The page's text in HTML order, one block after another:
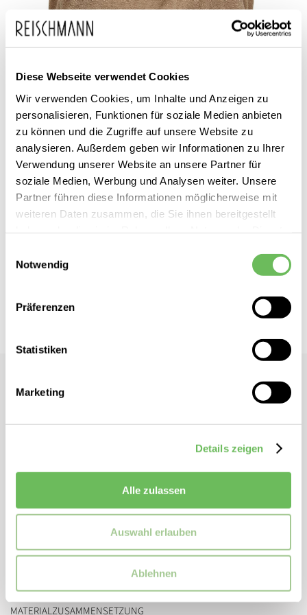
Diese Webseite verwendet Cookies
Wir verwenden Cookies, um Inhalte und Anzeigen zu
personalisieren, Funktionen für soziale Medien anbieten
zu können und die Zugriffe auf unsere Website zu
analysieren. Außerdem geben wir Informationen zu Ihrer
Verwendung unserer Website an unsere Partner für
soziale Medien, Werbung und Analysen weiter. Unsere
Partner führen diese Informationen möglicherweise mit
weiteren Daten zusammen, die Sie ihnen bereitgestellt
Notwendig
Präferenzen
Statistiken
Marketing
Details zeigen
Alle zulassen
Auswahl erlauben
Ablehnen
Zum
Anfang
der
Bildgalerie
springen
ONLY
DAMEN TOP
12,99 €
inkl. MwSt.
Dieses Produkt ist exklusiv in unseren Filialen erhältlich. Prüfen Sie
mit einem Klick auf „Vor Ort verfügbar?", wo Ihre Größe vorrätig ist.
DAMEN TOP
- Cropped geschnitten
ZUSATZINFORMATIONEN
Artikelnummer:15258012
MATERIALZUSAMMENSETZUNG